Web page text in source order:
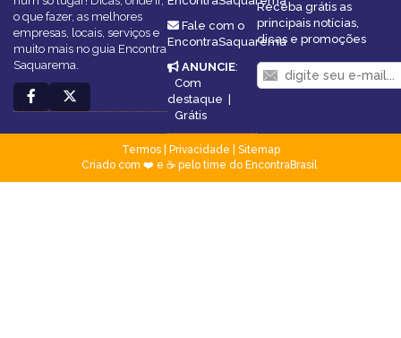
o que fazer, as melhores
empresas, locais, serviços e
muito mais no guia Encontra
Saquarema.
Fale com o
EncontraSaquarema
ANUNCIE:
Com
destaque |
Grátis
Receba grátis as
principais notícias,
dicas e promoções
Termos| Privacidade
Sitemap
Criado com ❤️ e ☕ pelo time do EncontraBrasil